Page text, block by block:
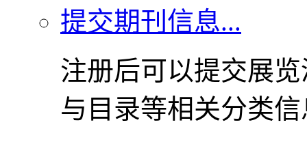
提交期刊信息...
注册后可以提交展
与目录等相关分类